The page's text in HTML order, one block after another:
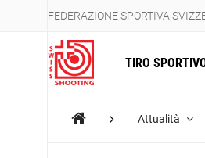
FEDERAZIONE SPORTIVA
TIRO
Attualità